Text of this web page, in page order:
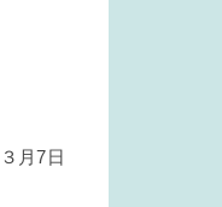
月7日